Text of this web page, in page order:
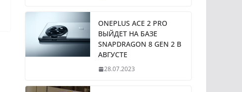
ONEPLUS ACE 2 PRO
ВЫЙДЕТ НА БАЗЕ
SNAPDRAGON 8 GEN 2 В
АВГУСТЕ
28.07.2023